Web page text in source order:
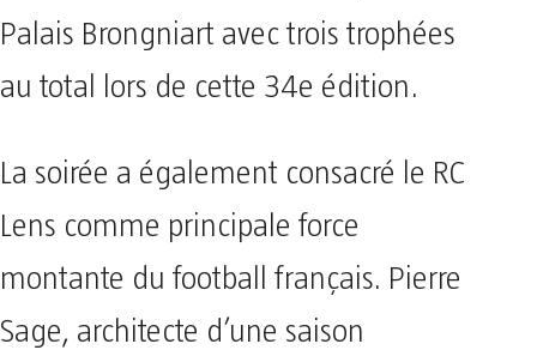
Palais Brongniart avec trois trophées
au total lors de cette 34e édition.
La soirée a également consacré le RC
Lens comme principale force
montante du football français. Pierre
Sage, architecte d’une saison